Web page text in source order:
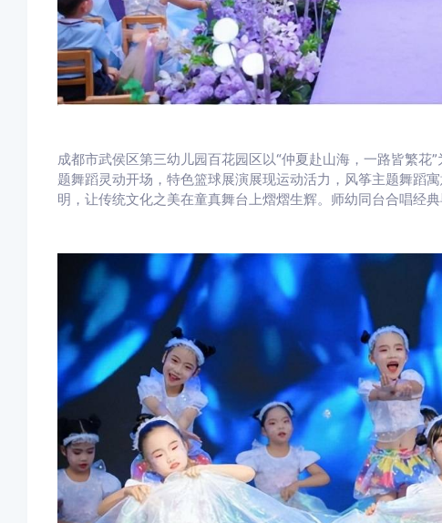
成都市武侯区第三幼儿园百花园区以“仲夏赴山海，一路皆繁
题舞蹈灵动开场，特色篮球展演展现运动活力，风筝主题舞蹈
明，让传统文化之美在童真舞台上熠熠生辉。师幼同台合唱经